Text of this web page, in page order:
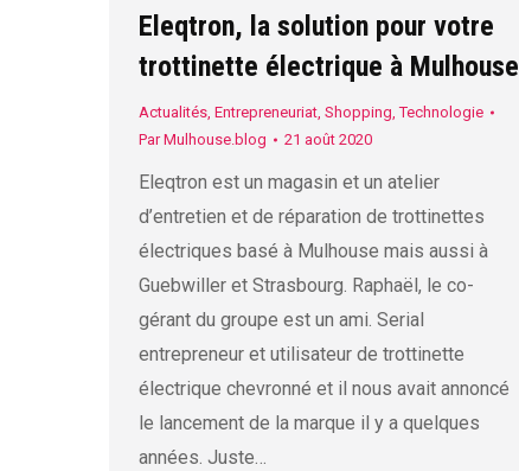
Eleqtron, la solution pour votre
trottinette électrique à Mulhouse
Actualités, Entrepreneuriat, Shopping,Technologie
ParMulhouse.blog 21 août 2020
Eleqtron est un magasin et un atelier
d’entretien et de réparation de trottinettes
électriques basé à Mulhouse mais aussi à
Guebwiller et Strasbourg. Raphaël, le co-
gérant du groupe est un ami. Serial
entrepreneur et utilisateur de trottinette
électrique chevronné et il nous avait annoncé
le lancement de la marque il y a quelques
années. Juste…